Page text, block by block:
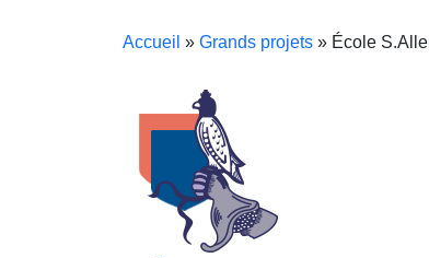
Accueil » Grands projets » École